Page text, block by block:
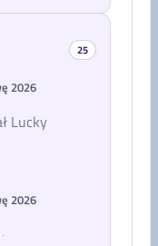
25
2026
Lucky
2026
·